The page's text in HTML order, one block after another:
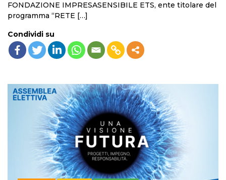
FONDAZIONE IMPRESASENSIBILE ETS, ente titolare del
programma “RETE […]
Condividi su